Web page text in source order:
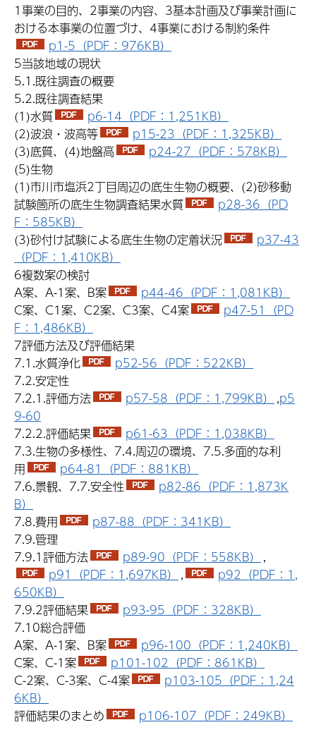
1事業の目的、2事業の内容、3基本計画及び事業計画に
おける本事業の位置づけ、4事業における制約条件
p1-5（PDF：976KB）
5当該地域の現状
5.1.既往調査の概要
5.2.既往調査結果
(1)水質
p6-14（PDF：1,251KB）
(2)波浪・波高等
p15-23（PDF：1,325KB）
(3)底質、(4)地盤高
p24-27（PDF：578KB）
(5)生物
(1)市川市塩浜2丁目周辺の底生生物の概要、(2)砂移動
試験箇所の底生生物調査結果水質
p28-36（PD
F：585KB）
(3)砂付け試験による底生生物の定着状況
p37-43
（PDF：1,410KB）
6複数案の検討
A案、A-1案、B案
p44-46（PDF：1,081KB）
C案、C1案、C2案、C3案、C4案
p47-51（PD
F：1,486KB）
7評価方法及び評価結果
7.1.水質浄化
p52-56（PDF：522KB）
7.2.安定性
7.2.1.評価方法
p57-58（PDF：1,799KB） ,p5
9-60
7.2.2.評価結果
p61-63（PDF：1,038KB）
7.3.生物の多様性、7.4.周辺の環境、7.5.多面的な利
用
p64-81（PDF：881KB）
7.6.景観、7.7.安全性
p82-86（PDF：1,873K
B）
7.8.費用
p87-88（PDF：341KB）
7.9.管理
7.9.1評価方法
p89-90（PDF：558KB） ,
p91（PDF：1,697KB） ,
p92（PDF：1,
650KB）
7.9.2評価結果
p93-95（PDF：328KB）
7.10総合評価
A案、A-1案、B案
p96-100（PDF：1,240KB）
C案、C-1案
p101-102（PDF：861KB）
C-2案、C-3案、C-4案
p103-105（PDF：1,24
6KB）
評価結果のまとめ
p106-107（PDF：249KB）